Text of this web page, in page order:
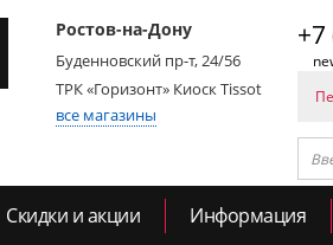
Ростов-на-Дону
Буденновский пр-т, 24/56
ТРК «Горизонт» Киоск Tissot
все магазины
+7
Скидки и акции Информация